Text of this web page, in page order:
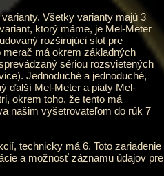
Všetky varianty majú 3
ktorý máme, je Mel-Meter
rozširujúci slot pre
má okrem základných
sériou rozsvietených
Jednoduché a jednoduché,
ďalší Mel-Meter a piaty Mel-
okrem toho, že tento má
našim vyšetrovateľom do rúk 7
technicky má 6. Toto zariadenie
a možnosť záznamu údajov pre